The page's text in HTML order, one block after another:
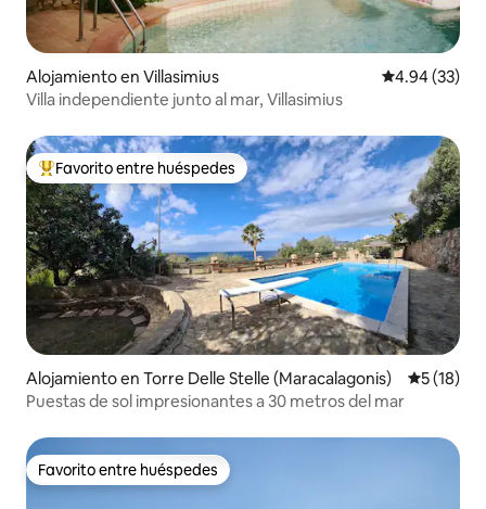
Alojamiento en Villasimius Calificación
4.94 (33)
Villa independiente junto al mar, Villasimius
Favorito entre huéspedes preferido
Favorito entre huéspedes
Alojamiento en Torre Delle Stelle (Maracalagonis)
5 (18)
Puestas de sol impresionantes a 30 metros del mar
Favorito entre huéspedes
Favorito entre huéspedes